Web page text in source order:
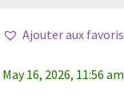
Ajouter aux favoris
May 16, 2026, 11:56 am